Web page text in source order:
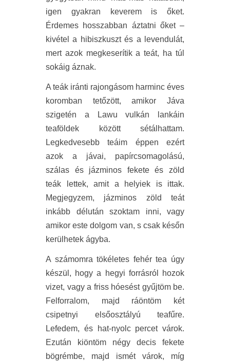
igen gyakran keverem is őket.
Érdemes hosszabban áztatni őket –
kivétel a hibiszkuszt és a levendulát,
mert azok megkeserítik a teát, ha túl
sokáig áznak.
A teák iránti rajongásom harminc éves
koromban tetőzött, amikor Jáva
szigetén a Lawu vulkán lankáin
teaföldek között sétálhattam.
Legkedvesebb teáim éppen ezért
azok a jávai, papírcsomagolású,
szálas és jázminos fekete és zöld
teák lettek, amit a helyiek is ittak.
Megjegyzem, jázminos zöld teát
inkább délután szoktam inni, vagy
amikor este dolgom van, s csak későn
kerülhetek ágyba.
A számomra tökéletes fehér tea úgy
készül, hogy a hegyi forrásról hozok
vizet, vagy a friss hóesést gyűjtöm be.
Felforralom, majd ráöntöm két
csipetnyi elsőosztályú teafűre.
Lefedem, és hat-nyolc percet várok.
Ezután kiöntöm négy decis fekete
bögrémbe, majd ismét várok, míg